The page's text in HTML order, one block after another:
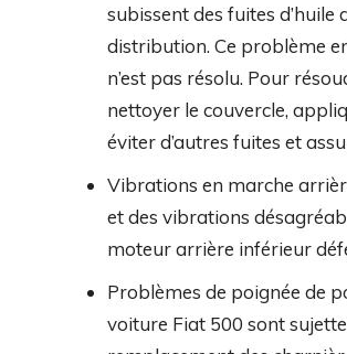
subissent des fuites
distribution. Ce problème
n’est pas résolu. Pour
nettoyer le couvercle,
éviter d’autres fuites et
Vibrations en marche
et des vibrations
moteur arrière inférieur
Problèmes de poignée de
voiture Fiat 500 sont